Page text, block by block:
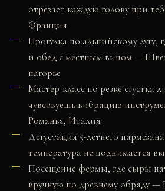
отрезает каждую голову при
Франция
Прогулка по альпийскому лугу,
и обед с местным вином —
нагорье
Мастер-класс по резке сгустка
чувствуешь вибрацию
Романья, Италия
Дегустация 5-летнего
температура не поднимается
Посещение фермы, где сыры
вручную по древнему обряду